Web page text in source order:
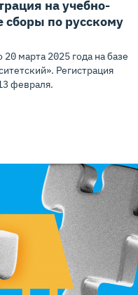
на учебно-
сборы по русскому
марта 2025 года на базе
Регистрация
февраля.